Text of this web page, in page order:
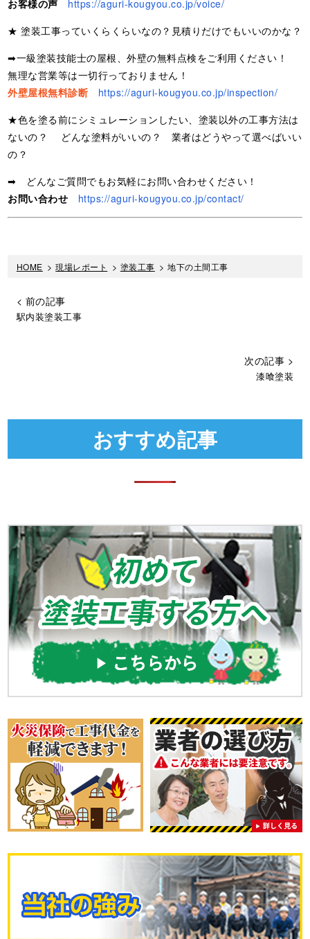
お客様の声
https://aguri-kougyou.co.jp/voice/
★ 塗装工事っていくらくらいなの？見積りだけでもいいのかな？
➡一級塗装技能士の屋根、外壁の無料点検をご利用ください！
無理な営業等は一切行っておりません！
外壁屋根無料診断
https://aguri-kougyou.co.jp/inspection/
★色を塗る前にシミュレーションしたい、塗装以外の工事方法は
ないの？ どんな塗料がいいの？ 業者はどうやって選べばいい
の？
➡ どんなご質問でもお気軽にお問い合わせください！
お問い合わせ
https://aguri-kougyou.co.jp/contact/
HOME >現場レポート > 塗装工事 >地下の土間工事
< 前の記事
駅内装塗装工事
次の記事 >
漆喰塗装
おすすめ記事